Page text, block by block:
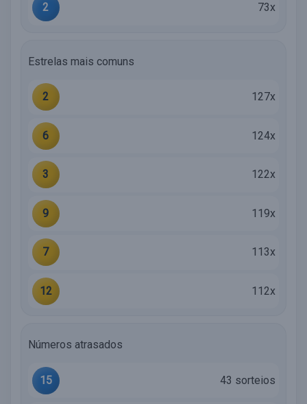
2 73x
Estrelas mais comuns
2 127x
6 124x
3 122x
9 119x
7 113x
12 112x
Números atrasados
15 43 sorteios